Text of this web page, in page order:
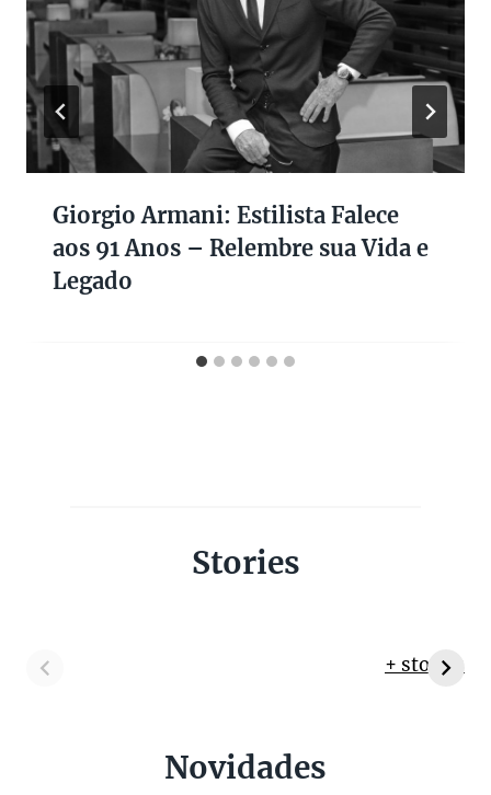
Giorgio Armani: Estilista Falece
aos 91 Anos – Relembre sua Vida e
Legado
Stories
+ stories
Novidades